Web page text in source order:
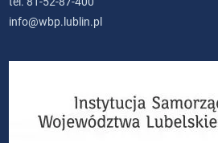
info@wbp.lublin.pl